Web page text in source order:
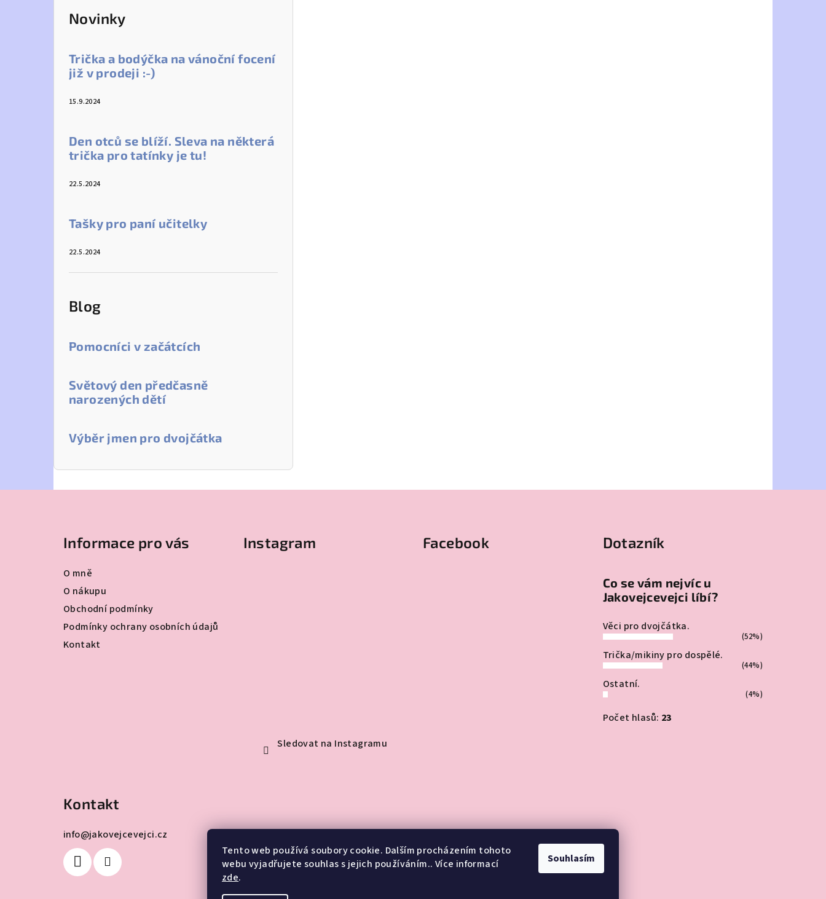
Tento web používá soubory cookie. Dalším procházením tohoto
webu vyjadřujete souhlas s jejich používáním.. Více informací
zde.
Souhlasím
Novinky
Trička a bodýčka na vánoční focení
již v prodeji :-)
15.9.2024
Den otců se blíží. Sleva na některá
trička pro tatínky je tu!
22.5.2024
Tašky pro paní učitelky
22.5.2024
Blog
Pomocníci v začátcích
Světový den předčasně
narozených dětí
Výběr jmen pro dvojčátka
Informace pro vás
O mně
O nákupu
Obchodní podmínky
Podmínky ochrany osobních údajů
Kontakt
Instagram
Sledovat na Instagramu
Facebook Dotazník
Co se vám nejvíc u
Jakovejcevejci líbí?
Věci pro dvojčátka.
(52%)
Trička/mikiny pro dospělé.
(44%)
Ostatní.
(4%)
Počet hlasů: 23
Kontakt
info@jakovejcevejci.cz